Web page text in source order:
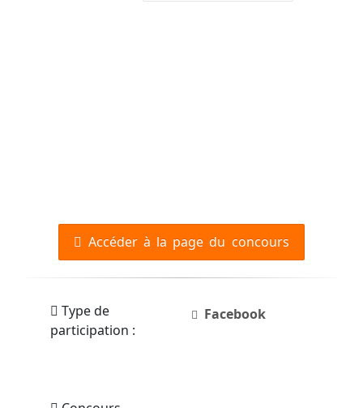
Accéder à la page du concours
Type de
participation :
Facebook